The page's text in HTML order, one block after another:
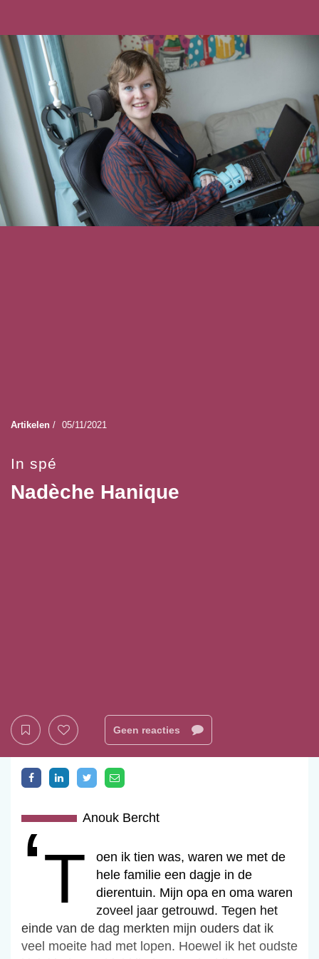
Artikelen / 05/11/2021
In spé
Nadèche Hanique
Geen reacties
Anouk Bercht
‘t
‘Toen ik tien was, waren we met de
hele familie een dagje in de
dierentuin. Mijn opa en oma waren
zoveel jaar getrouwd. Tegen het
einde van de dag merkten mijn ouders dat ik
veel moeite had met lopen. Hoewel ik het oudste